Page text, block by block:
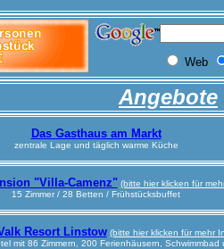
Angebote
Das Gasthaus am Markt
zentrale Lage und täglich warme Küche
"Villa-Camenz" (bitte hier klicken für
15 Zimmer / 28 Betten / Frühstücksbuffet
Resort Linstow (bitte hier klicken für mehr
mit 86 Zimmern, 200 Ferienhäusern, Schwimmbad